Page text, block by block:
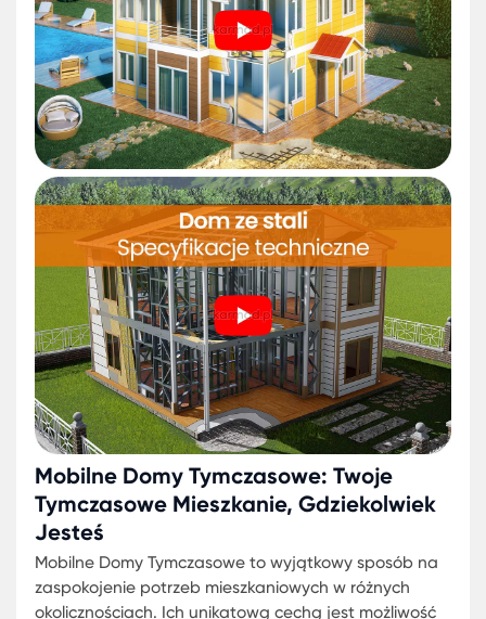
domyoferowane przez Karmod łączą w sobie
wytrzymałość i estetykę, gwarantując mieszkanie
dopasowane do indywidualnych potrzeb i
Mobilność bez Kompromisów:Przenośne mieszkania
tymczasowe są odpowiedzią na rosnące
zapotrzebowanie na elastyczne rozwiązania
mieszkaniowe. Dzięki nim, nie trzeba rezygnować z
komfortu i wygody.